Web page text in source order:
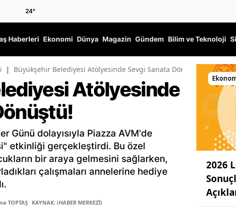
24°
Haberleri Ekonomi Dünya Magazin Gündem Bilim ve Teknoloji
| Büyükşehir Belediyesi Atölyesinde Sevgi Sanata Dönüştü!
Atölyesinde
Günü dolayısıyla Piazza AVM'de
etkinliği gerçekleştirdi. Bu özel
bir araya gelmesini sağlarken,
çalışmaları annelerine hediye
TOPTAŞ KAYNAK: (HABER MERKEZİ)
2026